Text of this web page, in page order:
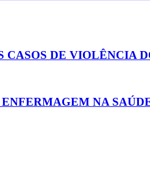
CASOS DE VIOLÊNCIA
NA